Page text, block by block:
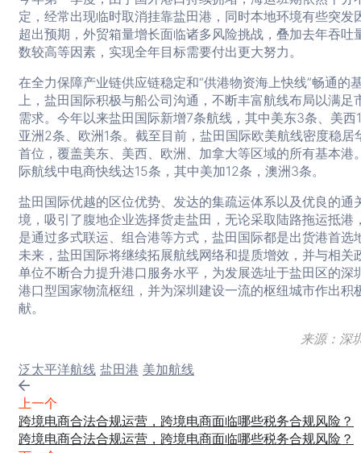
定，经常出现临时取消挂靠盐田港，同时本地环境有些突发
超出预期，外贸箱量增长面临诸多风险挑战，叠加去年吞吐
数较高等因素，实现全年目标需要付出更大努力。
在全力保障产业链供应链稳定和“供港物资海上快线”畅通的
上，盐田国际积极与船公司沟通，不断丰富航线布局以满足
需求。今年以来盐田国际新增7条航线，其中美东3条、美西
亚洲2条、欧洲1条。截至目前，盐田国际欧美航线密度稳居
首位，覆盖美东、美西、欧洲、加拿大等区域的所有基本港
际航线中电商快线达15条，其中美加12条，澳洲3条。
盐田国际优越的区位优势、发达的集疏运体系以及优良的通
境，吸引了腹地企业选择货走盐田，无论采取陆路拖运抵港
是通过多式联运、组合港等方式，盐田国际都是出货港首选
未来，盐田国际将继续拓展航线网络和提质增效，并与相关
单位不断合力提升港口服务水平，为发展选址于盐田区的深
港口型国家物流枢纽，并为深圳建设一流的枢纽城市作出积
献。
来源：深
Tags:
泛太平洋航线 盐田港 美加航线
上一个
跨境电商合法合规运营，跨境电商面临哪些税务合规风险？
跨境电商合法合规运营，跨境电商面临哪些税务合规风险？